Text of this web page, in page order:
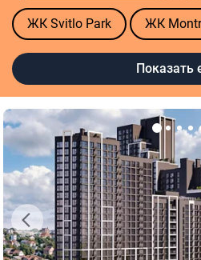
ЖК Svitlo Park ЖК
ЖК Русановская Гавань
ЖК Maxima Residence
ЖК Синергия Киев ЖК
ЖК Illinsky House ЖК
Показать